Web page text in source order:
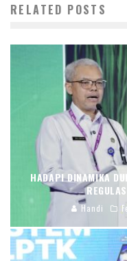
RELATED POSTS
HADAPI DINAMIKA
Handi